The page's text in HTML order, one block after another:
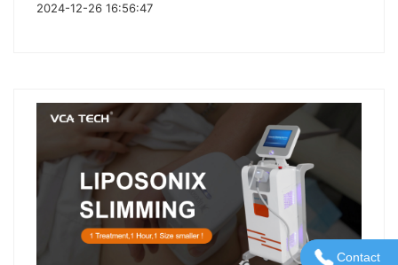
2024-12-26 16:56:47
Contact